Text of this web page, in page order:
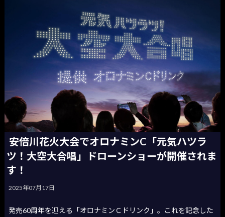
安倍川花火大会でオロナミンC「元気ハツラ
ツ！大空大合唱」ドローンショーが開催されま
す！
2025年07月17日
発売60周年を迎える「オロナミンＣドリンク」。これを記念した